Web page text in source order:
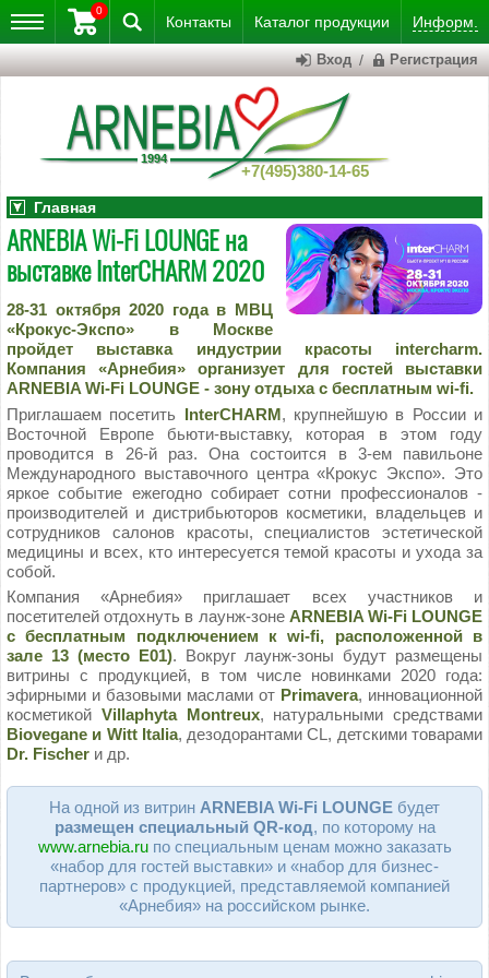
Контакты Каталог продукции Информ.
+7(495)380-14-65
0
Вход / Регистрация
Главная
АRNEBIA Wi-Fi LOUNGE на
выставке InterCHARM 2020
28-31 октября 2020 года в МВЦ
«Крокус-Экспо» в Москве
пройдет выставка индустрии красоты intercharm.
Компания «Арнебия» организует для гостей выставки
АRNEBIA Wi-Fi LOUNGE - зону отдыха с бесплатным wi-fi.
Приглашаем посетить InterCHARM, крупнейшую в России и
Восточной Европе бьюти-выставку, которая в этом году
проводится в 26-й раз. Она состоится в 3-ем павильоне
Международного выставочного центра «Крокус Экспо». Это
яркое событие ежегодно собирает сотни профессионалов -
производителей и дистрибьюторов косметики, владельцев и
сотрудников салонов красоты, специалистов эстетической
медицины и всех, кто интересуется темой красоты и ухода за
собой.
Компания «Арнебия» приглашает всех участников и
посетителей отдохнуть в лаунж-зоне АRNEBIA Wi-Fi LOUNGE
с бесплатным подключением к wi-fi, расположенной в
зале 13 (место E01). Вокруг лаунж-зоны будут размещены
витрины с продукцией, в том числе новинками 2020 года:
эфирными и базовыми маслами от Primavera, инновационной
косметикой Villaphyta Montreux, натуральными средствами
Biovegane и Witt Italia, дезодорантами CL, детскими товарами
Dr. Fischer и др.
На одной из витрин АRNEBIA Wi-Fi LOUNGE будет
размещен специальный QR-код, по которому на
www.arnebia.ruпо специальным ценам можно заказать
«набор для гостей выставки» и «набор для бизнес-
партнеров» с продукцией, представляемой компанией
«Арнебия» на российском рынке.